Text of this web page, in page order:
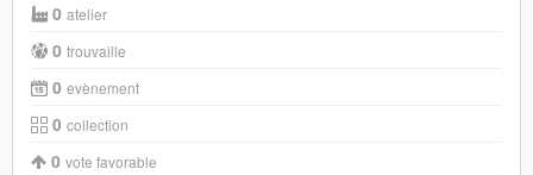
0 atelier
0 trouvaille
0 evènement
0 collection
0 vote favorable